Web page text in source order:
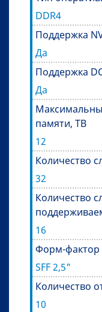
DDR4
Поддержка
Да
Поддержка
Да
памяти, TB
12
Количество
32
Количество
16
Форм-фактор
SFF 2,5"
Количество
10